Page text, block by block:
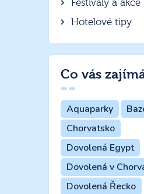
Festivaly a akce
Hotelové tipy
Co vás
Aquaparky
Chorvatsko
Dovolená Egypt
Dovolená v
Dovolená Řecko